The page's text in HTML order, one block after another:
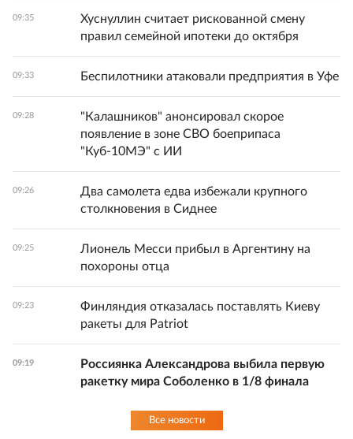
09:35
Хуснуллин считает рискованной смену
правил семейной ипотеки до октября
09:33 Беспилотники атаковали предприятия в Уфе
09:28
"Калашников" анонсировал скорое
появление в зоне СВО боеприпаса
"Куб-10МЭ" с ИИ
09:26
Два самолета едва избежали крупного
столкновения в Сиднее
09:25
Лионель Месси прибыл в Аргентину на
похороны отца
09:23
Финляндия отказалась поставлять Киеву
ракеты для Patriot
09:19
Россиянка Александрова выбила первую
ракетку мира Соболенко в 1/8 финала
Все новости